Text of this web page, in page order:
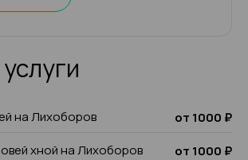
на Лихоборов
от 1000 ₽
хной на Лихоборов
от 1000 ₽